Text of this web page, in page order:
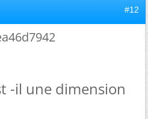
#12
-il une dimension